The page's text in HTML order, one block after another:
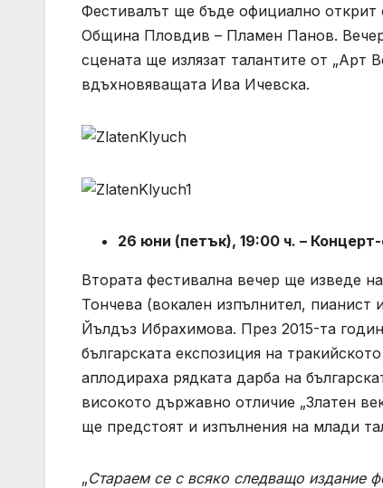
Фестивалът ще бъде официално открит
Община Пловдив – Пламен Панов.
сцената ще излязат талантите от „Арт
вдъхновяващата Ива Ичевска.
26 юни (петък), 19:00 ч. –
Втората фестивална вечер ще изведе
Тончева (вокален изпълнител, пианист
Йълдъз Ибрахимова. През 2015-та
българската експозиция на
аплодираха рядката дарба на
високото държавно отличие „Златен
ще предстоят и изпълнения на млади
„Стараем се с всяко следващо издание